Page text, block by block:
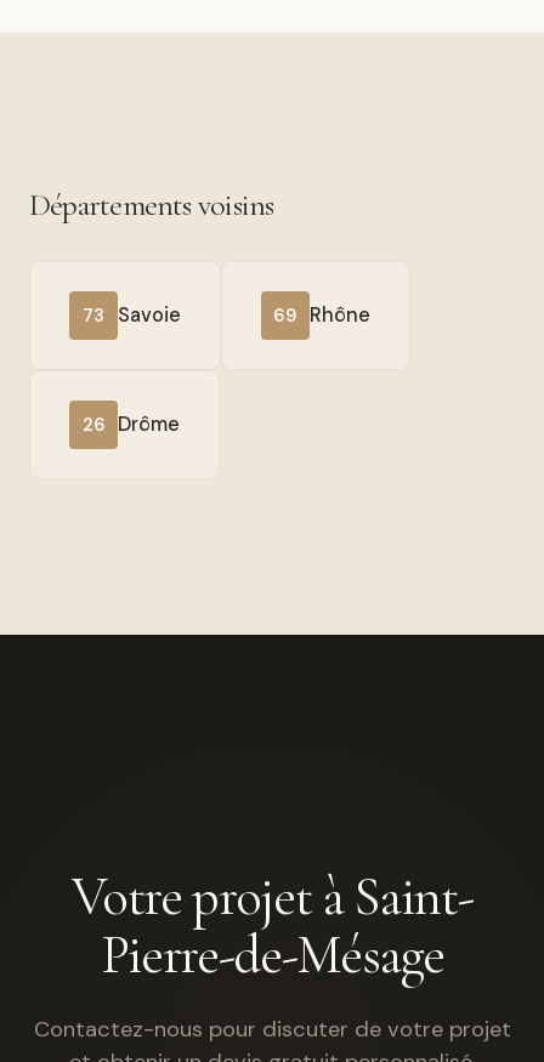
Départements voisins
73 Savoie 69 Rhône
26 Drôme
Votre projet à Saint-
Pierre-de-Mésage
Contactez-nous pour discuter de votre projet